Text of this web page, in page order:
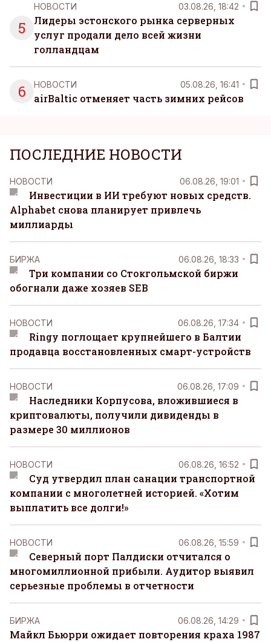
5
НОВОСТИ 03.08.26, 18:42
Лидеры эстонского рынка серверных
услуг продали дело всей жизни
голландцам
6 НОВОСТИ 05.08.26, 16:41
airBaltic отменяет часть зимних рейсов
ПОСЛЕДНИЕ НОВОСТИ
НОВОСТИ 06.08.26, 19:01
Инвестиции в ИИ требуют новых средств.
Alphabet снова планирует привлечь
миллиарды
БИРЖА 06.08.26, 18:33
Три компании со Стокгольмской биржи
обогнали даже хозяев SEB
НОВОСТИ 06.08.26, 17:34
Ringy поглощает крупнейшего в Балтии
продавца восстановленных смарт-устройств
НОВОСТИ 06.08.26, 17:09
Наследники Корпусова, вложившиеся в
криптовалюты, получили дивиденды в
размере 30 миллионов
НОВОСТИ 06.08.26, 16:52
Суд утвердил план санации транспортной
компании с многолетней историей. «Хотим
выплатить все долги!»
НОВОСТИ 06.08.26, 15:59
Северный порт Палдиски отчитался о
многомиллионной прибыли. Аудитор выявил
серьезные проблемы в отчетности
БИРЖА 06.08.26, 14:29
Майкл Бьюрри ожидает повторения краха 1987